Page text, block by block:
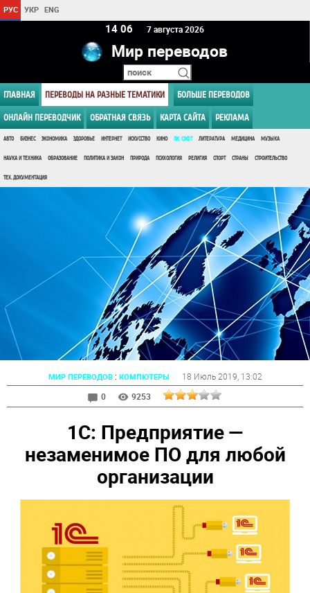
РУС УКР ENG
14:07 7 августа 2026
Мир переводов
ГЛАВНАЯ ПЕРЕВОДЫ НА РАЗНЫЕ ТЕМАТИКИ БОЛЬШЕ ПЕРЕВОДОВ
ОНЛАЙН ПЕРЕВОДЧИК ОБРАТНАЯ СВЯЗЬ КАРТА САЙТА РЕКЛАМА
АВТО БИЗНЕС ЭКОНОМИКА ЗДОРОВЬЕ ИНТЕРНЕТ ИСКУССТВО КИНО ПК, СОФТ ЛИТЕРАТУРА МЕДИЦИНА МУЗЫКА
НАУКА И ТЕХНИКА ОБРАЗОВАНИЕ ПОЛИТИКА И ЗАКОН ПРИРОДА ПСИХОЛОГИЯ РЕЛИГИЯ СПОРТ СТРАНЫ СТРОИТЕЛЬСТВО
ТЕХ. ДОКУМЕНТАЦИЯ
МИР ПЕРЕВОДОВ: КОМПЮТЕРЫ 18 Июль 2019 , 13:02
0
9253
1С: Предприятие —
незаменимое ПО для любой
организации